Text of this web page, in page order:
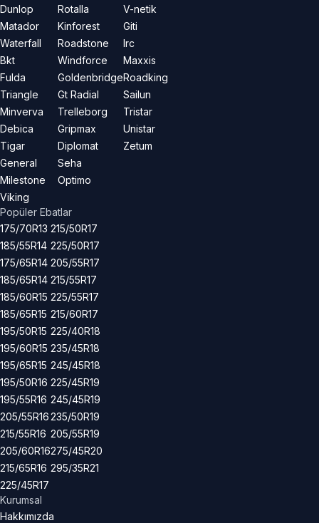
Dunlop
Matador
Waterfall
Bkt
Fulda
Triangle
Minverva
Debica
Tigar
General
Milestone
Viking
Rotalla
Kinforest
Roadstone
Windforce
Goldenbridge
Gt Radial
Trelleborg
Gripmax
Diplomat
Seha
Optimo
V-netik
Giti
Irc
Maxxis
Roadking
Sailun
Tristar
Unistar
Zetum
Popüler Ebatlar
175/70R13
185/55R14
175/65R14
185/65R14
185/60R15
185/65R15
195/50R15
195/60R15
195/65R15
195/50R16
195/55R16
205/55R16
215/55R16
205/60R16
215/65R16
225/45R17
215/50R17
225/50R17
205/55R17
215/55R17
225/55R17
215/60R17
225/40R18
235/45R18
245/45R18
225/45R19
245/45R19
235/50R19
205/55R19
275/45R20
295/35R21
Kurumsal
Hakkımızda